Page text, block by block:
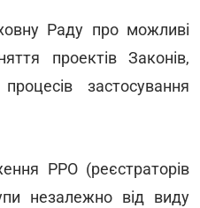
Раду про можливі
проектів Законів,
застосування
РРО (реєстраторів
незалежно від виду